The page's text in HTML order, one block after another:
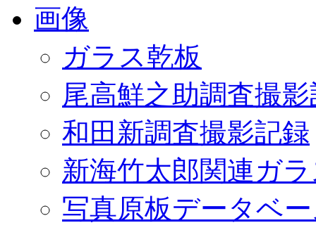
画像
ガラス乾板
尾高鮮之助調査撮
和田新調査撮影記録
新海竹太郎関連ガ
写真原板データベ